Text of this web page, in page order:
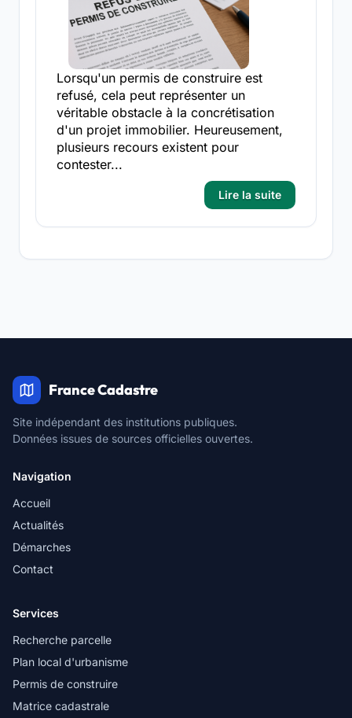
Lorsqu'un permis de construire est
refusé, cela peut représenter un
véritable obstacle à la concrétisation
d'un projet immobilier. Heureusement,
plusieurs recours existent pour
contester...
Lire la suite
France Cadastre
Site indépendant des institutions publiques.
Données issues de sources officielles ouvertes.
Navigation
Accueil
Actualités
Démarches
Contact
Services
Recherche parcelle
Plan local d'urbanisme
Permis de construire
Matrice cadastrale